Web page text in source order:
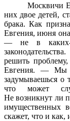
Москвичи
них двое детей,
брака. Как
Евгения, июня
— не в каких-
решить
Евгения. — Мы
задумываешься о
что может
Не возникнут ли
имущественных
скажет, что и